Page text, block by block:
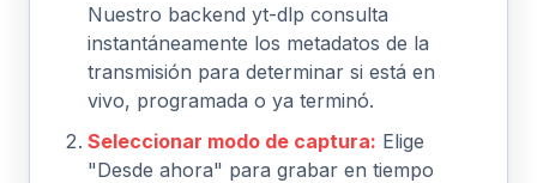
Nuestro backend yt-dlp consulta
instantáneamente los metadatos de la
transmisión para determinar si está en
vivo, programada o ya terminó.
Seleccionar modo de captura: Elige
"Desde ahora" para grabar en tiempo